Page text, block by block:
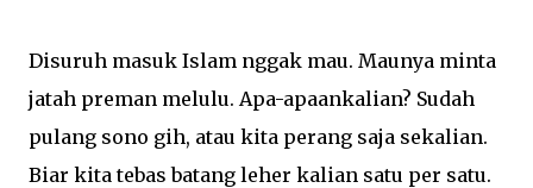
Disuruh masuk Islam nggak mau. Maunya minta
jatah preman melulu. Apa-apaankalian? Sudah
pulang sono gih, atau kita perang saja sekalian.
Biar kita tebas batang leher kalian satu per satu.